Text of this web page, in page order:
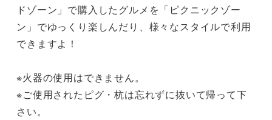
ドゾーン」で購入したグルメを「ピクニックゾー
ン」でゆっくり楽しんだり、様々なスタイルで利用
できますよ！
※火器の使用はできません。
※ご使用されたピグ・杭は忘れずに抜いて帰って下
さい。